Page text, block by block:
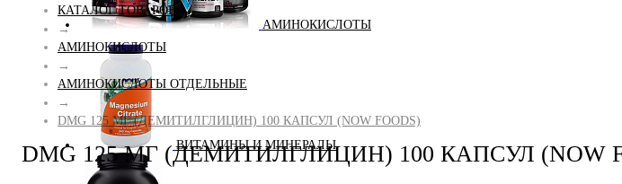
АМИНОКИСЛОТЫ
ВИТАМИНЫ И МИНЕРАЛЫ
КАТАЛОГ ТОВАРОВ
→
АМИНОКИСЛОТЫ
→
АМИНОКИСЛОТЫ ОТДЕЛЬНЫЕ
→
DMG 125 МГ (ДЕМИТИЛГЛИЦИН) 100 КАПСУЛ (NOW FOODS)
DMG 125 МГ (ДЕМИТИЛГЛИЦИН) 100 КАПСУЛ (NOW